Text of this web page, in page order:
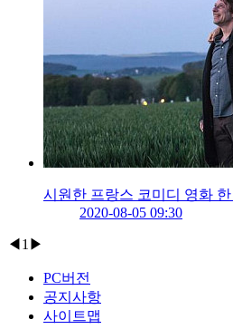
시원한 프랑스 코미디 영화 한
2020-08-05 09:30
◀ 1 ▶
PC버전
공지사항
사이트맵